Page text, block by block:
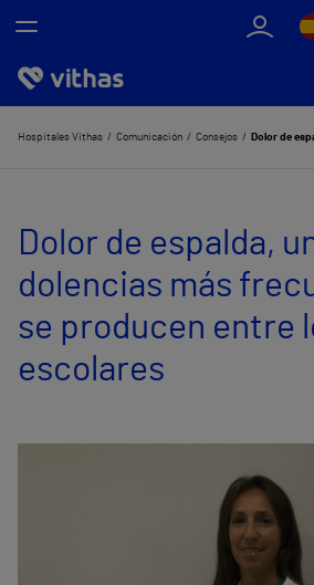
Nosotros
Servicios de salud
Equipo médico y asistencial
Información útil
Hospitales Vithas Comunicación Consejos
Dolor de espalda,
dolencias más
se producen entre
escolares